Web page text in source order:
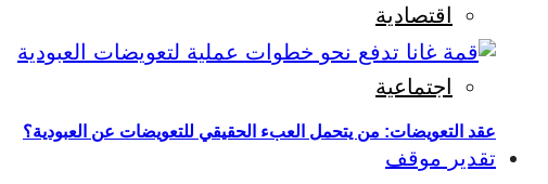
اقتصادية
اجتماعية
تقدير موقف
عقد التعويضات: من يتحمل العبء الحقيقي للتعويضات عن العبودية؟